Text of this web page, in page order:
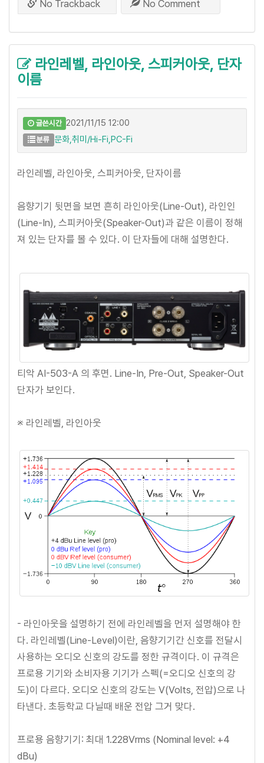
No Trackback No Comment
라인레벨, 라인아웃, 스피커아웃, 단자
이름
글쓴시간 2021/11/15 12:00
분류 문화,취미/Hi-Fi,PC-Fi
라인레벨, 라인아웃, 스피커아웃, 단자이름
음향기기 뒷면을 보면 흔히 라인아웃(Line-Out), 라인인
(Line-In), 스피커아웃(Speaker-Out)과 같은 이름이 정해
져 있는 단자를 볼 수 있다. 이 단자들에 대해 설명한다.
티악 AI-503-A 의 후면. Line-In, Pre-Out, Speaker-Out
단자가 보인다.
※ 라인레벨, 라인아웃
- 라인아웃을 설명하기 전에 라인레벨을 먼저 설명해야 한
다. 라인레벨(Line-Level)이란, 음향기기간 신호를 전달시
사용하는 오디오 신호의 강도를 정한 규격이다. 이 규격은
프로용 기기와 소비자용 기기가 스펙(=오디오 신호의 강
도)이 다르다. 오디오 신호의 강도는 V(Volts, 전압)으로 나
타낸다. 초등학교 다닐때 배운 전압 그거 맞다.
프로용 음향기기: 최대 1.228Vrms (Nominal level: +4
dBu)